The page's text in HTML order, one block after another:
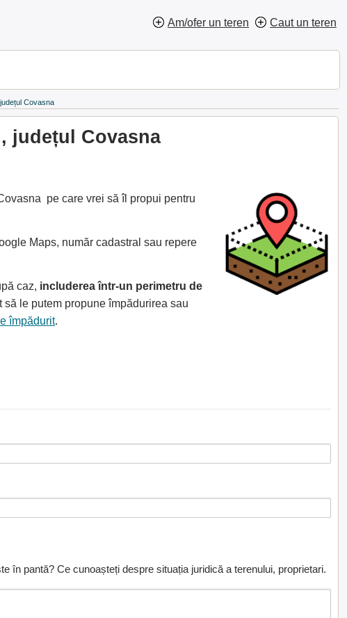
Am/ofer un teren Caut un teren
Covasna
județul Covasna
pe care vrei să îl propui pentru
Maps, număr cadastral sau repere
caz, includerea într-un perimetru de
să le putem propune împădurirea sau
împădurit.
în pantă? Ce cunoașteți despre situația juridică a terenului, proprietari.